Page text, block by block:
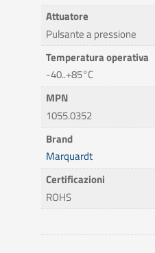
Attuatore
Pulsante a pressione
Temperatura operativa
-40..+85°C
MPN
1055.0352
Brand
Marquardt
Certificazioni
ROHS